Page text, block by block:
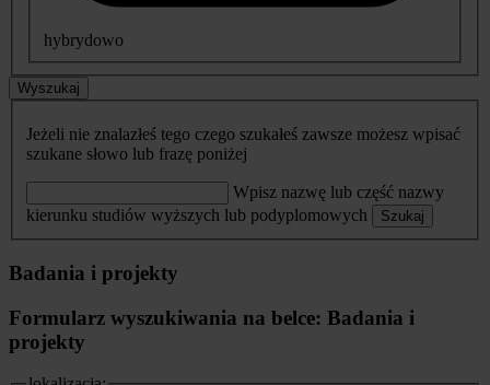
hybrydowo
Wyszukaj
Jeżeli nie znalazłeś tego czego szukałeś zawsze możesz wpisać
szukane słowo lub frazę poniżej
Wpisz nazwę lub część nazwy
kierunku studiów wyższych lub podyplomowych
Szukaj
Badania i projekty
Formularz wyszukiwania na belce: Badania i
projekty